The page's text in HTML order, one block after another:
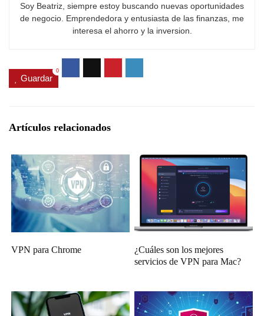
Soy Beatriz, siempre estoy buscando nuevas oportunidades
de negocio. Emprendedora y entusiasta de las finanzas, me
interesa el ahorro y la inversion.
Guardar
0
Artículos relacionados
VPN para Chrome
¿Cuáles son los mejores
servicios de VPN para Mac?